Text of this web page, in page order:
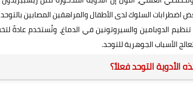
اضطرابات السلوك لدى الأطفال والمراهقين المصابين
الدوبامين والسيروتونين في الدماغ، وتُستخدم عادةً
الأسباب الجوهرية للتوحد.
الأدوية التوحد فعلاً؟